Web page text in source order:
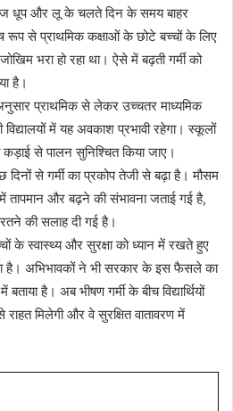
धूप और लू के चलते दिन के समय बाहर
रूप से प्राथमिक कक्षाओं के छोटे बच्चों के लिए
भरा हो रहा था। ऐसे में बढ़ती गर्मी को
है।
अनुसार प्राथमिक से लेकर उच्चतर माध्यमिक
में यह अवकाश प्रभावी रहेगा। स्कूलों
से पालन सुनिश्चित किया जाए।
से गर्मी का प्रकोप तेजी से बढ़ा है। मौसम
तापमान और बढ़ने की संभावना जताई गई है,
की सलाह दी गई है।
के स्वास्थ्य और सुरक्षा को ध्यान में रखते हुए
है। अभिभावकों ने भी सरकार के इस फैसले का
है। अब भीषण गर्मी के बीच विद्यार्थियों
मिलेगी और वे सुरक्षित वातावरण में